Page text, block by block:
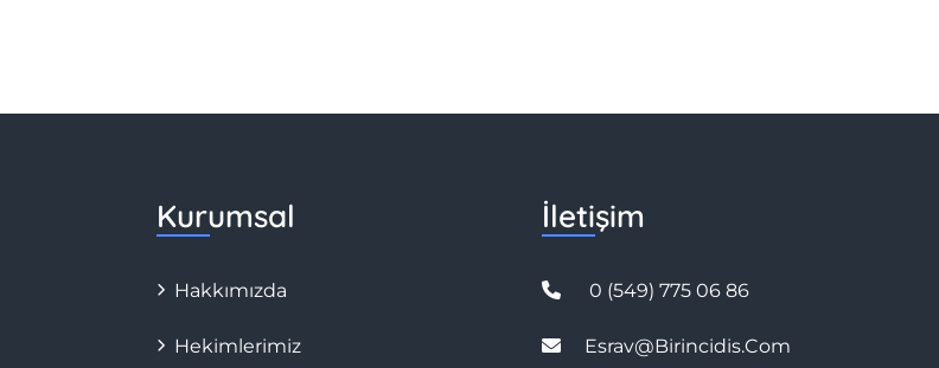
Kurumsal
Hakkımızda
Hekimlerimiz
İletişim
0 (549) 775 06 86
Esrav@birincidis.com